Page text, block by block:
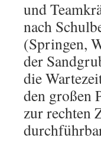
und
nach
(Springen,
der
die
den großen
zur rechten